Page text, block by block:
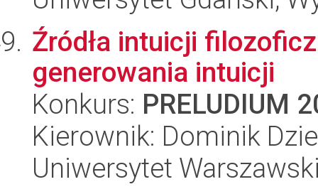
Źródła intuicji
generowania intuicji
Konkurs: PRELUDIUM
Kierownik: Dominik
Uniwersytet